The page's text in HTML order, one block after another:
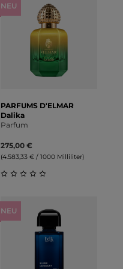
NEU
PARFUMS D'ELMAR
Dalika
Parfum
275,00 €
(4.583,33 € / 1000 Milliliter)
NEU